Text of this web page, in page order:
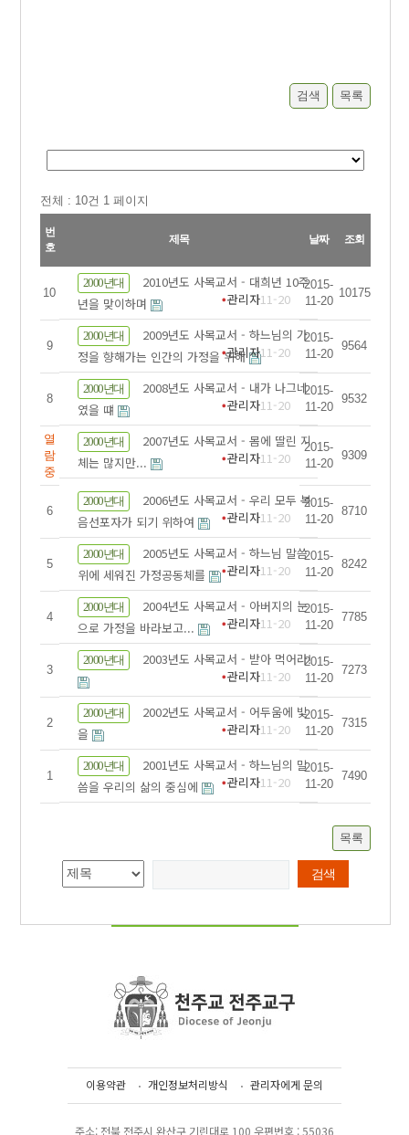
검색 목록
전체 : 10건 1 페이지
번
호
제목 날짜 조회
10
2000년대
2010년도 사목교서 - 대희년 10주
년을 맞이하며
관리자11-20
2015-
11-20
10175
9
2000년대
2009년도 사목교서 - 하느님의 가
정을 향해가는 인간의 가정을 위해
관리자11-20
2015-
11-20
9564
8
2000년대
2008년도 사목교서 - 내가 나그네
였을 떄
관리자11-20
2015-
11-20
9532
열
람
중
2000년대
2007년도 사목교서 - 몸에 딸린 지
체는 많지만...
관리자11-20
2015-
11-20
9309
6
2000년대
2006년도 사목교서 - 우리 모두 복
음선포자가 되기 위하여
관리자11-20
2015-
11-20
8710
5
2000년대
2005년도 사목교서 - 하느님 말씀
위에 세워진 가정공동체를
관리자11-20
2015-
11-20
8242
4
2000년대
2004년도 사목교서 - 아버지의 눈
으로 가정을 바라보고...
관리자11-20
2015-
11-20
7785
3
2000년대
2003년도 사목교서 - 받아 먹어라!
관리자11-20
2015-
11-20
7273
2
2000년대
2002년도 사목교서 - 어두움에 빛
을
관리자11-20
2015-
11-20
7315
1
2000년대
2001년도 사목교서 - 하느님의 말
씀을 우리의 삶의 중심에
관리자11-20
2015-
11-20
7490
목록
이용약관 개인정보처리방식 관리자에게 문의
주소: 전북 전주시 완산구 기린대로 100 우편번호 : 55036